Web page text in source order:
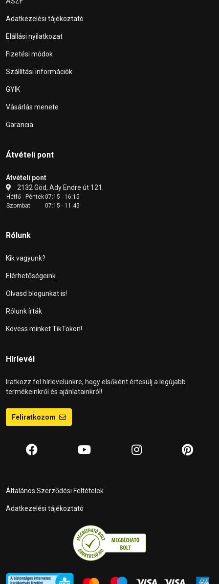
Adatkezelési tájékoztató
Elállási nyilatkozat
Fizetési módok
Szállítási információk
GYIK
Vásárlás menete
Garancia
Átvételi pont
Átvételi pont
2132 Göd, Ady Endre út 121.
Hétfő - Péntek07:15 - 16:15
Szombat
07:15 - 11:45
Rólunk
Kik vagyunk?
Elérhetőségeink
Olvasd blogunkat is!
Rólunk írták
Kövess minket TikTokon!
Hírlevél
Iratkozz fel hírlevelünkre, hogy elsőként értesülj a legújabb
termékeinkről és ajánlatainkról!
Feliratkozom
Általános Szerződési Feltételek
Adatkezelési tájékoztató